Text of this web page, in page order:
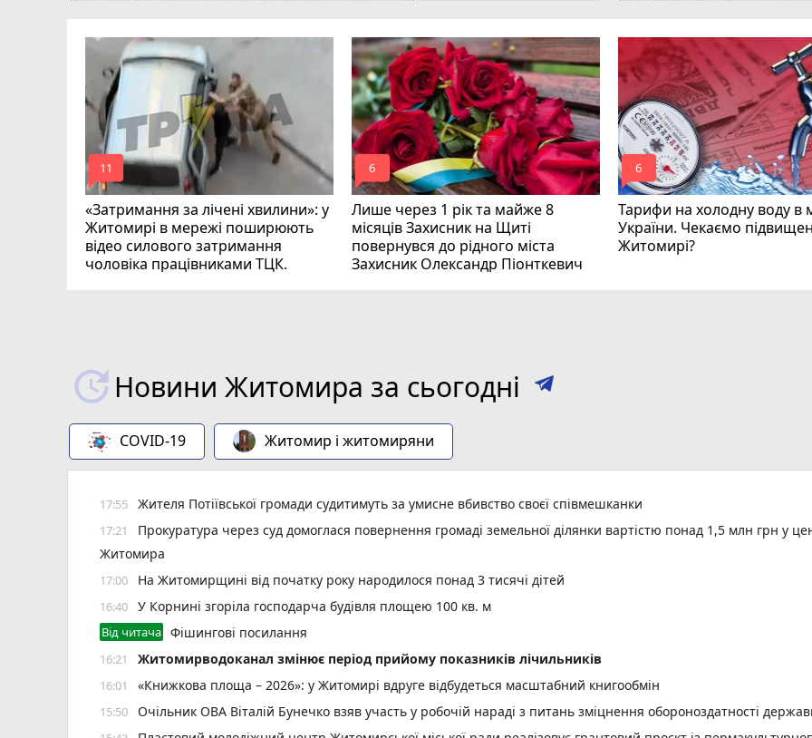
«Затримання за лічені хвилини»: у
Житомирі в мережі поширюють
відео силового затримання
чоловіка працівниками ТЦК.
mode_comment
11
Лише через 1 рік та майже 8
місяців Захисник на Щиті
повернувся до рідного міста
Захисник Олександр Піонткевич
mode_comment
6
Тарифи на холодну воду в
України. Чекаємо
Житомирі?
mode_comment
6
Новини Житомира за сьогодні
COVID-19 Житомир і житомиряни
17:55 Жителя Потіївської громади судитимуть за умисне вбивство своєї співмешканки
17:21
Прокуратура через суд домоглася повернення громаді земельної ділянки вартістю понад 1,5 млн грн у
Житомира
17:00 На Житомирщині від початку року народилося понад 3 тисячі дітей
16:40 У Корнині згоріла господарча будівля площею 100 кв. м
Від читача Фішингові посилання
16:21 Житомирводоканал змінює період прийому показників лічильників
16:01 «Книжкова площа – 2026»: у Житомирі вдруге відбудеться масштабний книгообмін
15:50 Очільник ОВА Віталій Бунечко взяв участь у робочій нараді з питань зміцнення обороноздатності